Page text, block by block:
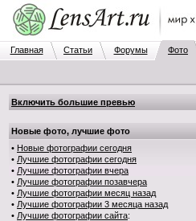
Главная Статьи Форумы Фото
Включить большие превью
Новые фото, лучшие фото
• Новые фотографии сегодня
• Лучшие фотографии сегодня
• Лучшие фотографии вчера
• Лучшие фотографии позавчера
• Лучшие фотографии месяц назад
• Лучшие фотографии 3 месяца назад
• Лучшие фотографии сайта: